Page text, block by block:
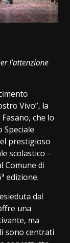
l’attenzione
Vivo”, la
Fasano, che lo
Speciale
prestigioso
scolastico –
Comune di
edizione.
dal
una
ma
sono centrati